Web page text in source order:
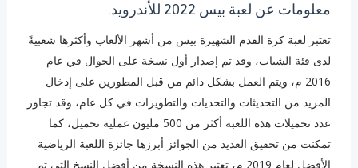
معلومات عن لعبة بيس 2022 للأندرويد.
تعتبر لعبة كرة القدم الشهيرة بيس من أشهر الألعاب وأكثرها شعبيةً
لدى فئة الشباب، وقد تم إصدار أول نسخة على الجوال في عام
2016 م، ويتم العمل بشكل دائم من قبل المطورين على إدخال
المزيد من التحديثات والتحديات والتطويرات في كل عام، وقد تجاوز
عدد تحميلات هذه اللعبة أكثر من 500 مليون عملية تحميل، كما
تمكنت من تحقيق العديد من الجوائز أبرزها جائزة اللعبة الرياضية
الأفضل لعام 2019 م، تعتبر هذه النسخة من أفضل النسخ التي تم